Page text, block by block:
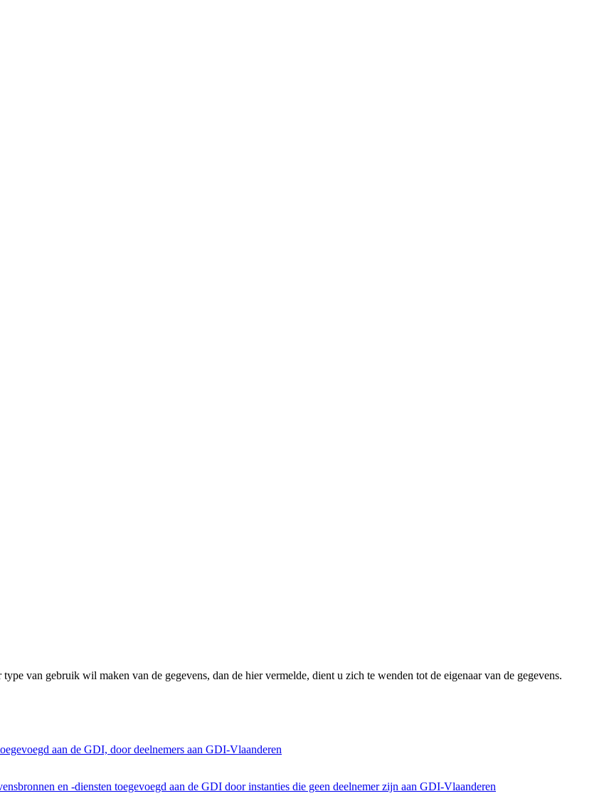
van gebruik wil maken van de gegevens, dan de hier vermelde, dient u zich te wenden tot de eigenaar van de gegevens.
aan de GDI, door deelnemers aan GDI-Vlaanderen
en -diensten toegevoegd aan de GDI door instanties die geen deelnemer zijn aan GDI-Vlaanderen